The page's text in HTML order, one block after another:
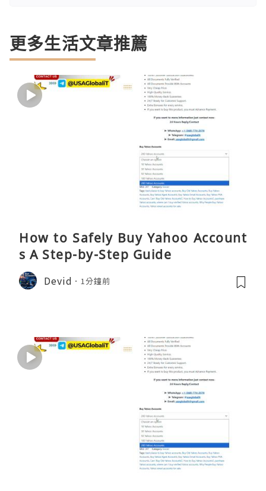
更多生活文章推薦
How to Safely Buy Yahoo Account
s A Step-by-Step Guide
Devid 1分鐘前